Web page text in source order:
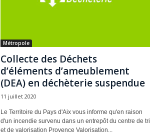
Métropole
Collecte des Déchets
d’éléments d’ameublement
(DEA) en déchèterie suspendue
11 juillet 2020
Le Territoire du Pays d'Aix vous informe qu'en raison
d'un incendie survenu dans un entrepôt du centre de tri
et de valorisation Provence Valorisation...